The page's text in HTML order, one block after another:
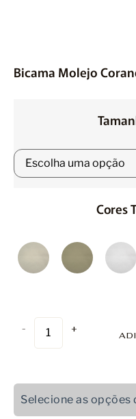
Bicama Molejo
Cores
- +
Selecione as opções